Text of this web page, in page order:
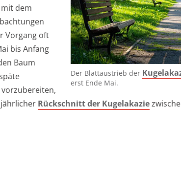
Der Blattaustrieb der
erst Ende Mai.
dem
Vorgang oft
bis Anfang
Baum
Rückschnitt der Kugelakazie